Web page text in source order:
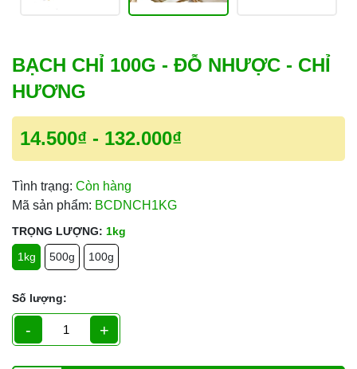
BẠCH CHỈ 100G - ĐỖ NHƯỢC - CHỈ
HƯƠNG
14.500₫ - 132.000₫
Tình trạng: Còn hàng
Mã sản phẩm: BCDNCH1KG
TRỌNG LƯỢNG: 1kg
1kg
500g 100g
Số lượng:
- +